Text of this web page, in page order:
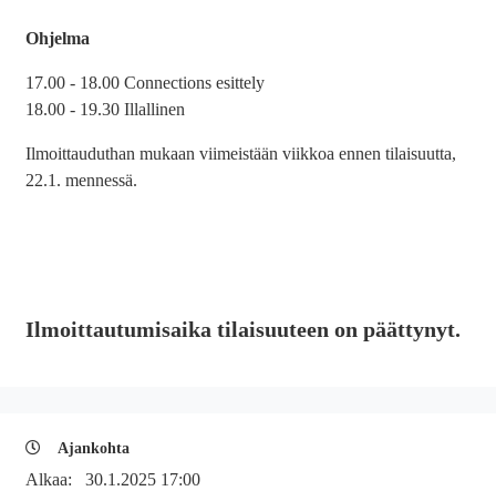
Ohjelma
17.00 - 18.00 Connections esittely
18.00 - 19.30 Illallinen
Ilmoittauduthan mukaan viimeistään viikkoa ennen tilaisuutta,
22.1. mennessä.
Ilmoittautumisaika tilaisuuteen on päättynyt.
Ajankohta
Alkaa: 30.1.2025 17:00